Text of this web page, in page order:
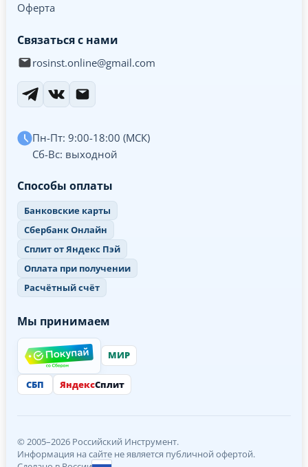
Оферта
Связаться с нами
rosinst.online@gmail.com
Пн-Пт: 9:00-18:00 (МСК)
Сб-Вс: выходной
Способы оплаты
Банковские карты
Сбербанк Онлайн
Сплит от Яндекс Пэй
Оплата при получении
Расчётный счёт
Мы принимаем
МИР
СБП ЯндексСплит
© 2005–2026 Российский Инструмент.
Информация на сайте не является публичной офертой.